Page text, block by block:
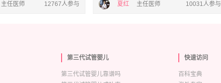
主任医师 12767人参与 夏红 主任医师 10031人参与
第三代试管婴儿
第三代试管婴儿靠谱吗
快速访问
百科宝典